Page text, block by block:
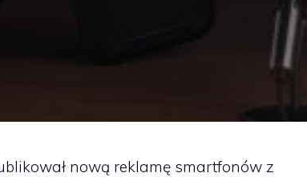
nową reklamę smartfonów z